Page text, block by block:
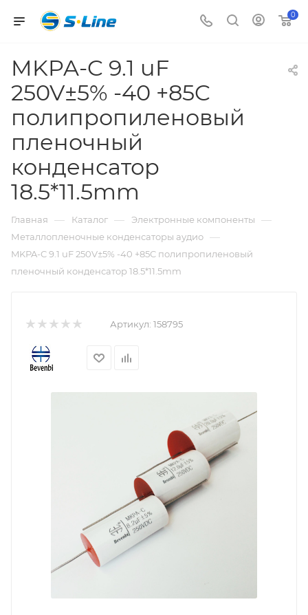
0
MKPA-C 9.1 uF
250V±5% -40 +85C
полипропиленовый
пленочный
конденсатор
18.5*11.5mm
Главная — Каталог — Электронные компоненты —
Металлопленочные конденсаторы аудио —
MKPA-C 9.1 uF 250V±5% -40 +85C полипропиленовый
пленочный конденсатор 18.5*11.5mm
Артикул: 158795